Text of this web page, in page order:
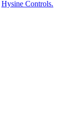
Hysine Controls.